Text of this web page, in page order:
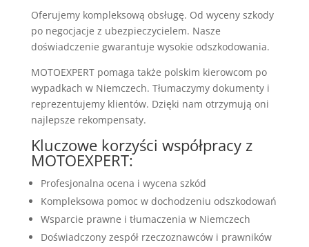
Oferujemy kompleksową obsługę. Od wyceny szkody
po negocjacje z ubezpieczycielem. Nasze
doświadczenie gwarantuje wysokie odszkodowania.
MOTOEXPERT pomaga także polskim kierowcom po
wypadkach w Niemczech. Tłumaczymy dokumenty i
reprezentujemy klientów. Dzięki nam otrzymują oni
najlepsze rekompensaty.
Kluczowe korzyści współpracy z
MOTOEXPERT:
Profesjonalna ocena i wycena szkód
Kompleksowa pomoc w dochodzeniu odszkodowań
Wsparcie prawne i tłumaczenia w Niemczech
Doświadczony zespół rzeczoznawców i prawników